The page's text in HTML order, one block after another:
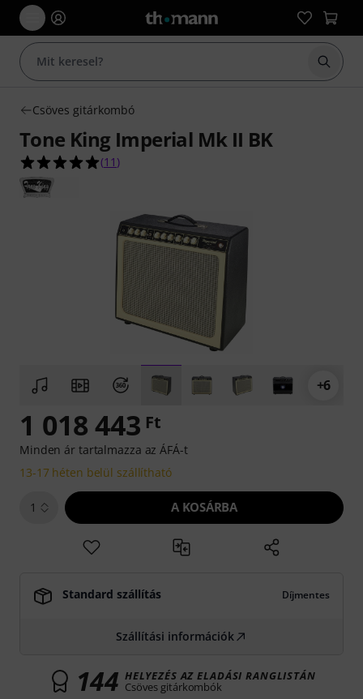
Csöves gitárkombó
Tone King Imperial Mk II BK
5.0/5 csillag, összesen 11 értékelés alapján
(11 )
+6
1 018 443 Ft
Minden ár tartalmazza az ÁFÁ-t
13-17 héten belül szállítható
1 A KOSÁRBA
Standard szállítás Díjmentes
Szállítási információk
144 HELYEZÉS AZ ELADÁSI RANGLISTÁN
Csöves gitárkombók